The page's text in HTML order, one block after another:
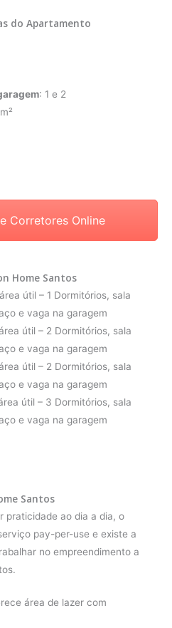
do Apartamento
: 1 e 2
Corretores Online
Home Santos
útil – 1 Dormitórios, sala
e vaga na garagem
útil – 2 Dormitórios, sala
e vaga na garagem
útil – 2 Dormitórios, sala
e vaga na garagem
útil – 3 Dormitórios, sala
e vaga na garagem
Santos
praticidade ao dia a dia, o
pay-per-use e existe a
no empreendimento a
área de lazer com